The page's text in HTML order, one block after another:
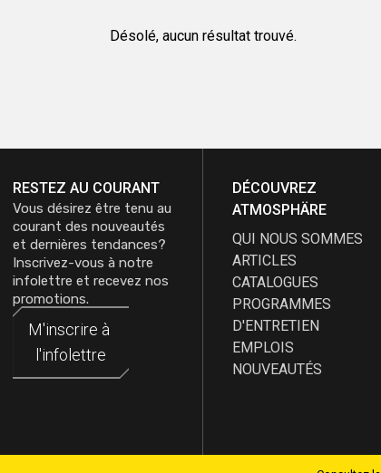
Désolé, aucun résultat trouvé.
RESTEZ AU COURANT
Vous désirez être tenu au
courant des nouveautés
et dernières tendances?
Inscrivez-vous à notre
infolettre et recevez nos
promotions.
M'inscrire à
l'infolettre
M'inscrire à
l'infolettre
DÉCOUVREZ
ATMOSPHÄRE
QUI NOUS SOMMES
ARTICLES
CATALOGUES
PROGRAMMES
D'ENTRETIEN
EMPLOIS
NOUVEAUTÉS